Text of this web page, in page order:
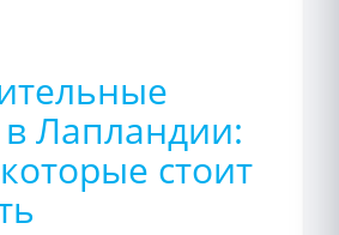
Лапландии:
стоит